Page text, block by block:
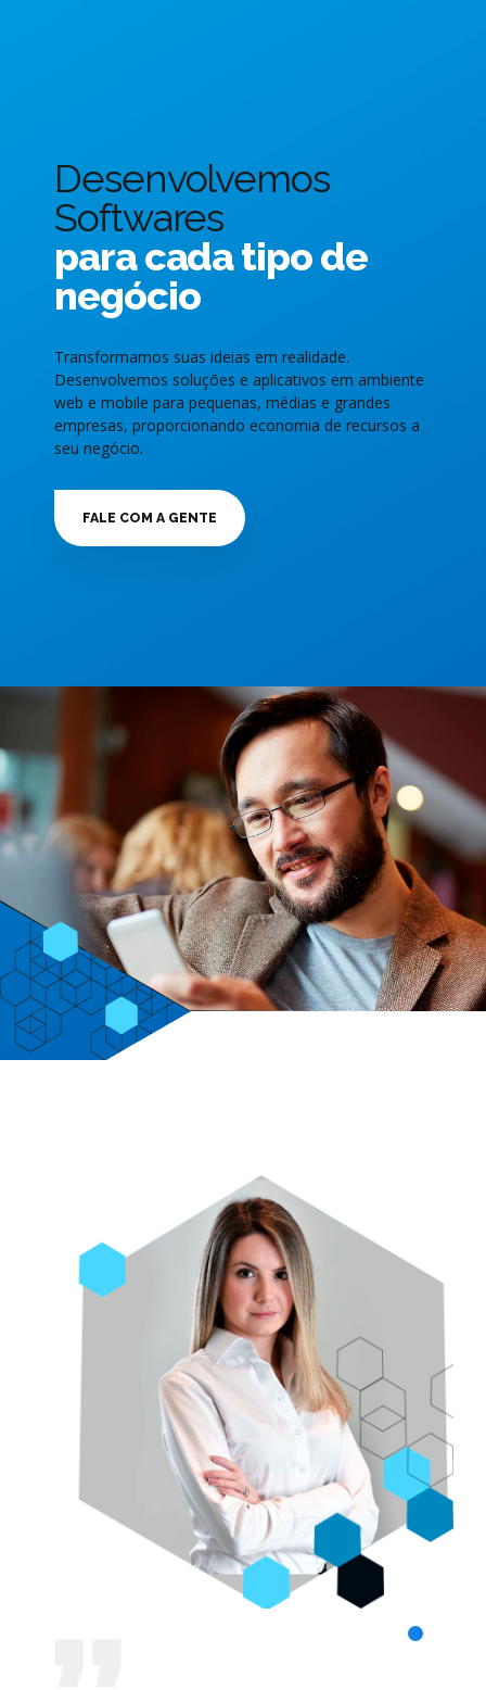
Desenvolvemos
Softwares
para cada tipo de
negócio
Transformamos suas ideias em realidade.
Desenvolvemos soluções e aplicativos em ambiente
web e mobile para pequenas, médias e grandes
empresas, proporcionando economia de recursos a
seu negócio.
FALE COM A GENTE